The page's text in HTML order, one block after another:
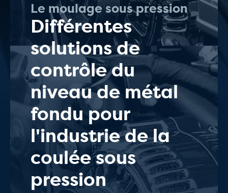
Le moulage sous pression
Différentes
solutions de
contrôle du
niveau de métal
fondu pour
l'industrie de la
coulée sous
pression